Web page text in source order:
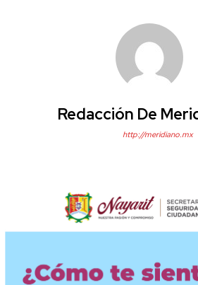
Redacción De
http://meridiano.mx